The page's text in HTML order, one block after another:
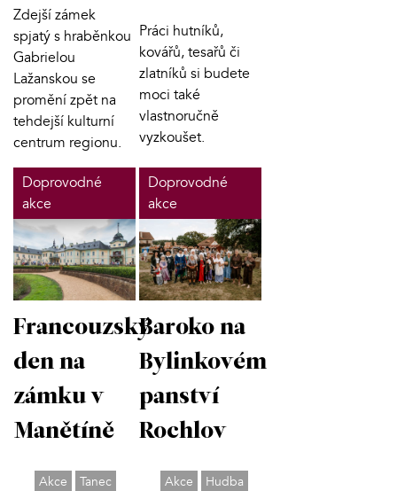
Zdejší zámek
spjatý s hraběnkou
Gabrielou
Lažanskou se
promění zpět na
tehdejší kulturní
centrum regionu.
Práci hutníků,
kovářů, tesařů či
zlatníků si budete
moci také
vlastnoručně
vyzkoušet.
Doprovodné
akce
Francouzský
den na
zámku v
Manětíně
Akce
Tanec
Doprovodné
akce
Baroko na
Bylinkovém
panství
Rochlov
Akce
Hudba